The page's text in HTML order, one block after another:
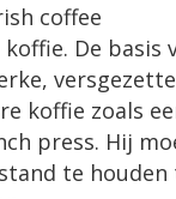
coffee
De basis
koffie zoals
press. Hij
te houden